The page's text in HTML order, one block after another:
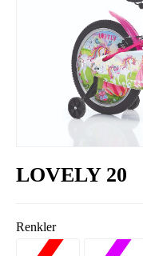
LOVELY 20
Renkler